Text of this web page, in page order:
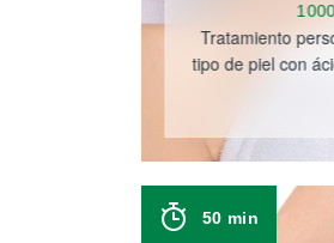
Tratamiento
tipo de piel con
50 min